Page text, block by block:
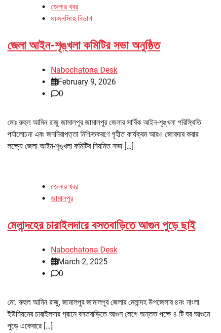
জেলার খবর
ময়মনসিংহ বিভাগ
জেলা আইন-শৃঙ্খলা কমিটির সভা অনুষ্ঠিত
Nabochatona Desk
February 9, 2026
0
মোঃ রুহুল আমিন রাজু জামালপুর জামালপুর জেলার সার্বিক আইন-শৃঙ্খলা পরিস্থিতি
পর্যালোচনা এবং জননিরাপত্তা নিশ্চিতকরণে গৃহীত কার্যক্রম আরও জোরদার করার
লক্ষ্যে জেলা আইন-শৃঙ্খলা কমিটির নিয়মিত সভা […]
জেলার খবর
জামালপুর
মেলান্দহের চারাইলদারে বসতবাড়িতে আগুন পুড়ে ছাই
Nabochatona Desk
March 2, 2025
0
মো. রুহুল আমিন রাজু, জামালপুর জামালপুর জেলার মেলান্দহ উপজেলার ৪নং নাংলা
ইউনিয়নের চারাইলদার গ্রামে বসতবাড়িতে আগুন লেগে অন্তত পক্ষে ৪ টি ঘর আগুনে
পুড়ে একেবারে […]